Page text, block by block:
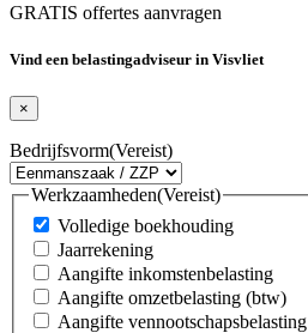
GRATIS offertes aanvragen
Vind een belastingadviseur in Visvliet
×
Bedrijfsvorm(Vereist)
Werkzaamheden(Vereist)
Volledige boekhouding
Jaarrekening
Aangifte inkomstenbelasting
Aangifte omzetbelasting (btw)
Aangifte vennootschapsbelasting